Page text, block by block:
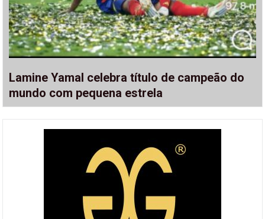
Lamine Yamal celebra título de campeão do
mundo com pequena estrela